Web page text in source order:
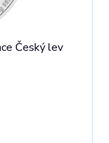
Český lev